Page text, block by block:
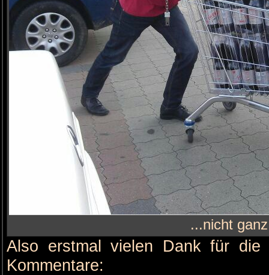
...nicht
Also erstmal vielen Dank für
Kommentare: